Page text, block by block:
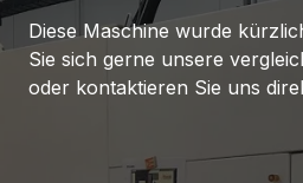
Diese Maschine wurde
Sie sich gerne unsere
oder kontaktieren Sie uns